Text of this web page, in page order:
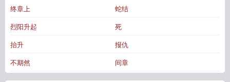
灭dining是什么
网友把丁达尔效应叫什么
么?丁达尔效应 动漫中的丁达尔效应
梗丁达尔效应百科 丁达尔效应出现的时候原耽
应丁达尔效应的梗的起源和历史背景 丁达尔效应什么意思?
达尔效应日语谐音丁达尔效应的梗丁达尔效应诶丁达尔效应是啥丁达尔效应
终章上 蛇结
烈阳升起 死
抬升 报仇
不期然 间章